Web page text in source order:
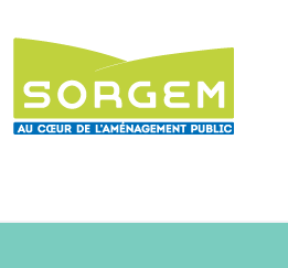
au
principal